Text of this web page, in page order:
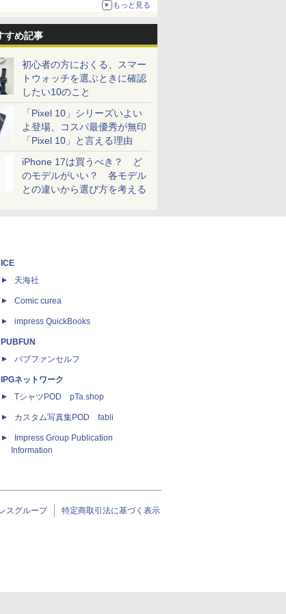
もっと見る
すめ記事
初心者の方におくる、スマー
トウォッチを選ぶときに確認
したい10のこと
「Pixel 10」シリーズいよい
よ登場、コスパ最優秀が無印
「Pixel 10」と言える理由
iPhone 17は買うべき？ ど
のモデルがいい？ 各モデル
との違いから選び方を考える
ICE
天海社
Comic curea
impress QuickBooks
PUBFUN
パブファンセルフ
IPGネットワーク
TシャツPOD pTa.shop
カスタム写真集POD fabli
Impress Group Publication
Information
スグループ 特定商取引法に基づく表示